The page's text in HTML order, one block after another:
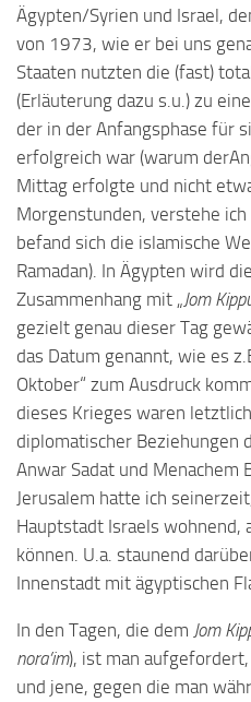
Ägypten/Syrien und Israel,
von 1973, wie er bei uns
Staaten nutzten die (fast)
(Erläuterung dazu s.u.) zu
der in der Anfangsphase für
erfolgreich war (warum
Mittag erfolgte und nicht
Morgenstunden, verstehe
befand sich die islamische
Ramadan). In Ägypten wird
Zusammenhang mit „Jom
gezielt genau dieser Tag
das Datum genannt, wie es
Oktober“ zum Ausdruck
dieses Krieges waren
diplomatischer Beziehungen
Anwar Sadat und Menachem
Jerusalem hatte ich
Hauptstadt Israels wohnend,
können. U.a. staunend
Innenstadt mit ägyptischen
In den Tagen, die dem Jom
nora’im), ist man
und jene, gegen die man